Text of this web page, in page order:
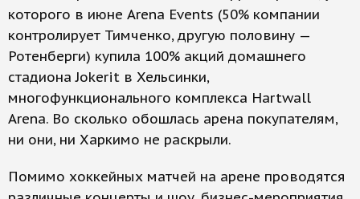
которого в июне Arena Events (50% компании
контролирует Тимченко, другую половину —
Ротенберги) купила 100% акций домашнего
стадиона Jokerit в Хельсинки,
многофункционального комплекса Hartwall
Arena. Во сколько обошлась арена покупателям,
ни они, ни Харкимо не раскрыли.
Помимо хоккейных матчей на арене проводятся